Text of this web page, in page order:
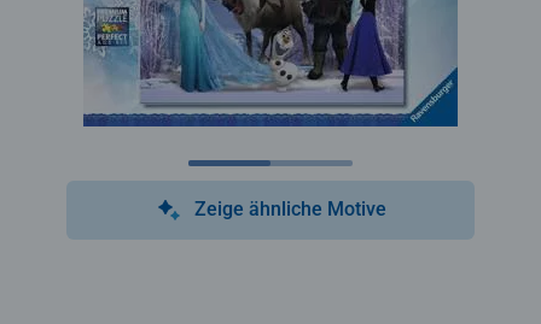
Zeige ähnliche Motive